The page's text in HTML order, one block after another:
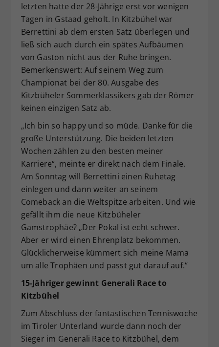
letzten hatte der 28-Jährige erst vor wenigen
Tagen in Gstaad geholt. In Kitzbühel war
Berrettini ab dem ersten Satz überlegen und
ließ sich auch durch ein spätes Aufbäumen
von Gaston nicht aus der Ruhe bringen.
Bemerkenswert: Auf seinem Weg zum
Championat bei der 80. Ausgabe des
Kitzbüheler Sommerklassikers gab der Römer
keinen einzigen Satz ab.
„Ich bin so happy und so müde. Danke für die
große Unterstützung. Die beiden letzten
Wochen zählen zu den besten meiner
Karriere“, meinte er direkt nach dem Finale.
Am Sonntag will Berrettini einen Ruhetag
einlegen und dann weiter an seinem
Comeback an die Weltspitze arbeiten. Und wie
gefällt ihm die neue Kitzbüheler
Gamstrophäe? „Der Pokal ist echt schwer.
Aber er wird einen Ehrenplatz bekommen.
Glücklicherweise kümmert sich meine Mama
um alle Trophäen und passt gut darauf auf.“
15-Jähriger gewinnt Generali Race to
Kitzbühel
Zum Abschluss der fantastischen Tenniswoche
im Tiroler Unterland wurde dann noch der
Sieger im Generali Race to Kitzbühel, dem